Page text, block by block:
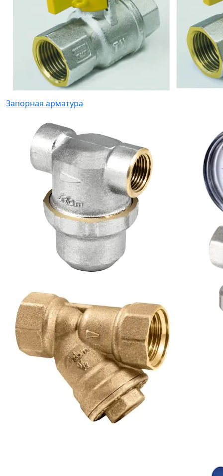
Запорная арматура